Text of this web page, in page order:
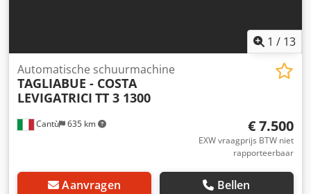
1 / 13
Cantù 635 km
Automatische schuurmachine
TAGLIABUE - COSTA
LEVIGATRICI TT 3 1300
€ 7.500
EXW vraagprijs BTW niet
rapporteerbaar
Aanvragen Bellen